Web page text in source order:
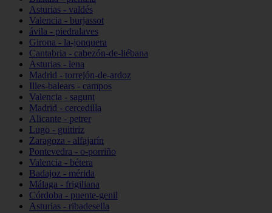
Asturias - valdés
Valencia - burjassot
ávila - piedralaves
Girona - la-jonquera
Cantabria - cabezón-de-liébana
Asturias - lena
Madrid - torrejón-de-ardoz
Illes-balears - campos
Valencia - sagunt
Madrid - cercedilla
Alicante - petrer
Lugo - guitiriz
Zaragoza - alfajarín
Pontevedra - o-porriño
Valencia - bétera
Badajoz - mérida
Málaga - frigiliana
Córdoba - puente-genil
Asturias - ribadesella